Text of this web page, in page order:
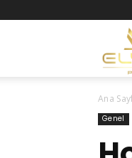
Ana
Genel